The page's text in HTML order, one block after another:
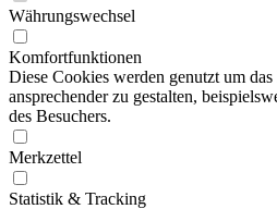
Währungswechsel
Komfortfunktionen
Diese Cookies werden genutzt um
ansprechender zu gestalten,
des Besuchers.
Merkzettel
Statistik & Tracking